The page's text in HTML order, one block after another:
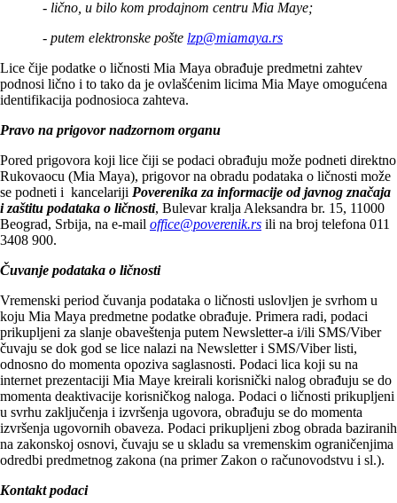
- lično, u bilo kom prodajnom centru Mia Maye;
- putem elektronske pošte lzp@miamaya.rs
Lice čije podatke o ličnosti Mia Maya obrađuje predmetni zahtev
podnosi lično i to tako da je ovlašćenim licima Mia Maye omogućena
identifikacija podnosioca zahteva.
Pravo na prigovor nadzornom organu
Pored prigovora koji lice čiji se podaci obrađuju može podneti direktno
Rukovaocu (Mia Maya), prigovor na obradu podataka o ličnosti može
se podneti i kancelariji Poverenika za informacije od javnog značaja
i zaštitu podataka o ličnosti, Bulevar kralja Aleksandra br. 15, 11000
Beograd, Srbija, na e-mail office@poverenik.rs ili na broj telefona 011
3408 900.
Čuvanje podataka o ličnosti
Vremenski period čuvanja podataka o ličnosti uslovljen je svrhom u
koju Mia Maya predmetne podatke obrađuje. Primera radi, podaci
prikupljeni za slanje obaveštenja putem Newsletter-a i/ili SMS/Viber
čuvaju se dok god se lice nalazi na Newsletter i SMS/Viber listi,
odnosno do momenta opoziva saglasnosti. Podaci lica koji su na
internet prezentaciji Mia Maye kreirali korisnički nalog obrađuju se do
momenta deaktivacije korisničkog naloga. Podaci o ličnosti prikupljeni
u svrhu zaključenja i izvršenja ugovora, obrađuju se do momenta
izvršenja ugovornih obaveza. Podaci prikupljeni zbog obrada baziranih
na zakonskoj osnovi, čuvaju se u skladu sa vremenskim ograničenjima
odredbi predmetnog zakona (na primer Zakon o računovodstvu i sl.).
Kontakt podaci